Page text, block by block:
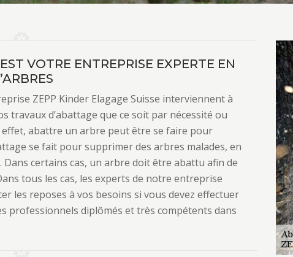
VOTRE ENTREPRISE EXPERTE EN
ZEPP Kinder Elagage Suisse interviennent à
travaux d’abattage que ce soit par nécessité ou
abattre un arbre peut être se faire pour
se fait pour supprimer des arbres malades, en
certains cas, un arbre doit être abattu afin de
tous les cas, les experts de notre entreprise
les reposes à vos besoins si vous devez effectuer
professionnels diplômés et très compétents dans